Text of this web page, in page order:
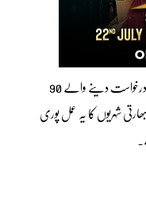
رپورٹ میں بتایا گیا ہے کہ بھارت سے ویزا کی درخواست دینے والے 90
شہریوں کا یہ عمل پوری